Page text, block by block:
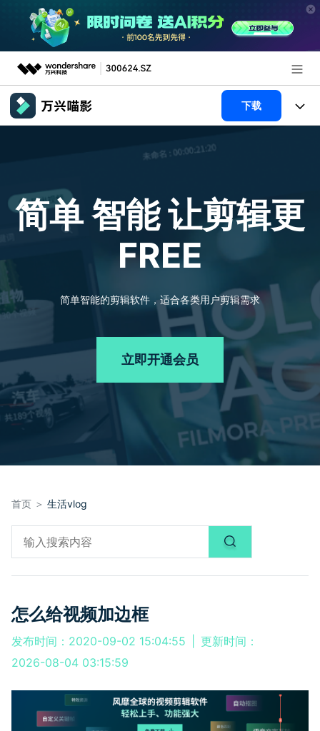
推荐产品
关于万兴
客服热线：4000-300624
下载
产品功能
视频/照片
AI 绘画
AI 视频续写
声音
文本
解决方案
专业创作人群
文章资讯
帮助中心
产品信息
立即购买
简单 智能让剪辑更
FREE
简单智能的剪辑软件，适合各类用户剪辑需求
立即开通会员
首页 ＞ 生活vlog
怎么给视频加边框
发布时间：2020-09-02 15:04:55
更新时间：
2026-08-04 03:15:59